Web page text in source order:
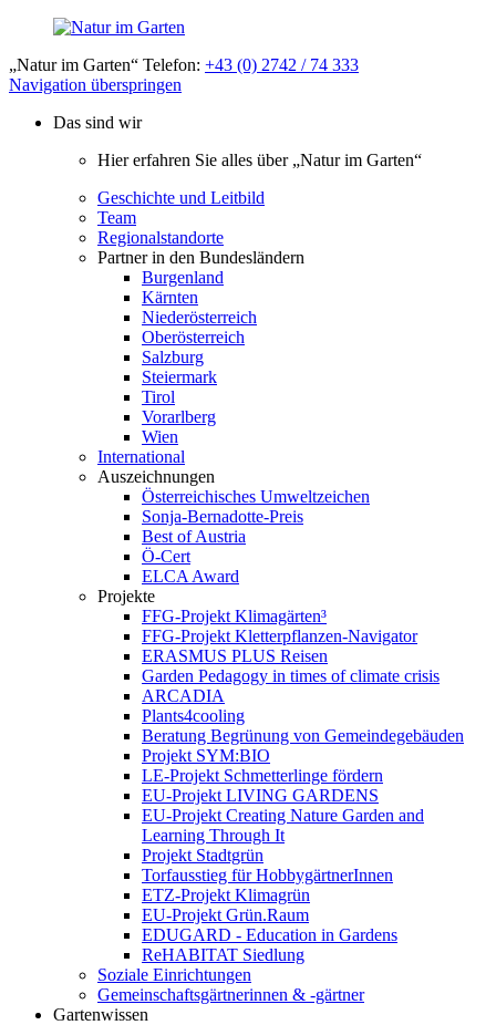
„Natur im Garten“ Telefon: +43 (0) 2742 / 74 333
Navigation überspringen
Das sind wir
Hier erfahren Sie alles über „Natur im Garten“
Geschichte und Leitbild
Team
Regionalstandorte
Partner in den Bundesländern
Burgenland
Kärnten
Niederösterreich
Oberösterreich
Salzburg
Steiermark
Tirol
Vorarlberg
Wien
International
Auszeichnungen
Österreichisches Umweltzeichen
Sonja-Bernadotte-Preis
Best of Austria
Ö-Cert
ELCA Award
Projekte
FFG-Projekt Klimagärten³
FFG-Projekt Kletterpflanzen-Navigator
ERASMUS PLUS Reisen
Garden Pedagogy in times of climate crisis
ARCADIA
Plants4cooling
Beratung Begrünung von Gemeindegebäuden
Projekt SYM:BIO
LE-Projekt Schmetterlinge fördern
EU-Projekt LIVING GARDENS
EU-Projekt Creating Nature Garden and
Learning Through It
Projekt Stadtgrün
Torfausstieg für HobbygärtnerInnen
ETZ-Projekt Klimagrün
EU-Projekt Grün.Raum
EDUGARD - Education in Gardens
ReHABITAT Siedlung
Soziale Einrichtungen
Gemeinschaftsgärtnerinnen & -gärtner
Gartenwissen